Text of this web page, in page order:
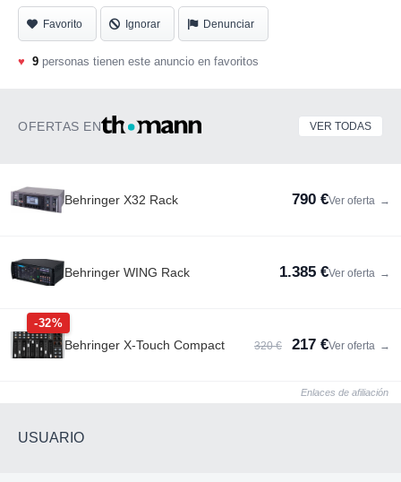
Favorito Ignorar Denunciar
♥ 9 personas tienen este anuncio en favoritos
OFERTAS EN VER TODAS
Behringer X32 Rack 790 €Ver oferta →
Behringer WING Rack 1.385 €Ver oferta →
-32%
Behringer X-Touch Compact 320 € 217 €Ver oferta →
Enlaces de afiliación
USUARIO